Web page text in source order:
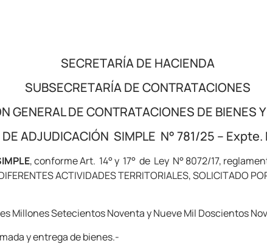
SECRETARÍA DE HACIENDA
SUBSECRETARÍA DE CONTRATACIONES
GENERAL DE CONTRATACIONES DE BIENES
ADJUDICACIÓN SIMPLE N° 781/25 –
, conforme Art. 14° y 17° de Ley N° 8072/17,
ACTIVIDADES TERRITORIALES, SOLICITADO
Millones Setecientos Noventa y Nueve Mil Doscientos
y entrega de bienes.-